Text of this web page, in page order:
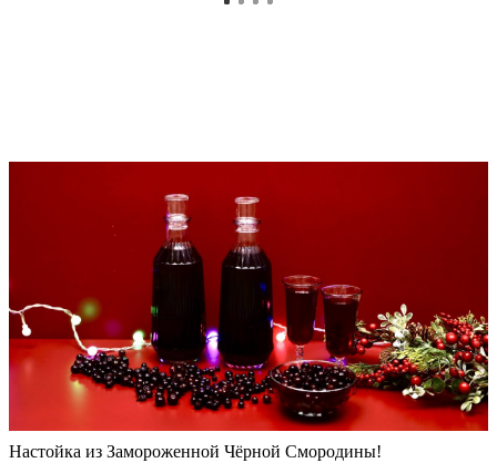
Настойка из Замороженной Чёрной Смородины!